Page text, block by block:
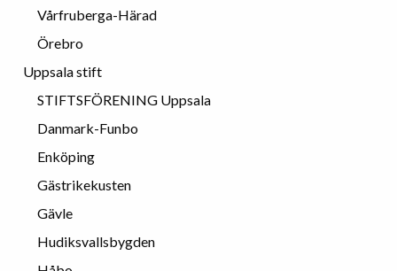
Vårfruberga-Härad
Örebro
Uppsala stift
STIFTSFÖRENING Uppsala
Danmark-Funbo
Enköping
Gästrikekusten
Gävle
Hudiksvallsbygden